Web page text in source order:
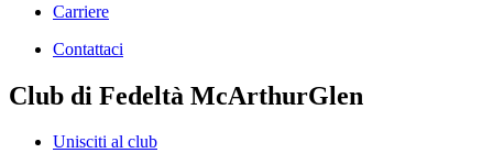
Carriere
Contattaci
Club di Fedeltà McArthurGlen
Unisciti al club